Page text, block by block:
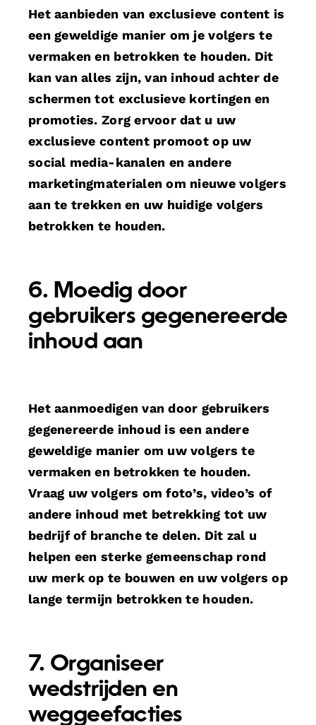
Het aanbieden van exclusieve content is
een geweldige manier om je volgers te
vermaken en betrokken te houden. Dit
kan van alles zijn, van inhoud achter de
schermen tot exclusieve kortingen en
promoties. Zorg ervoor dat u uw
exclusieve content promoot op uw
social media-kanalen en andere
marketingmaterialen om nieuwe volgers
aan te trekken en uw huidige volgers
betrokken te houden.
6. Moedig door
gebruikers gegenereerde
inhoud aan
Het aanmoedigen van door gebruikers
gegenereerde inhoud is een andere
geweldige manier om uw volgers te
vermaken en betrokken te houden.
Vraag uw volgers om foto’s, video’s of
andere inhoud met betrekking tot uw
bedrijf of branche te delen. Dit zal u
helpen een sterke gemeenschap rond
uw merk op te bouwen en uw volgers op
lange termijn betrokken te houden.
7. Organiseer
wedstrijden en
weggeefacties